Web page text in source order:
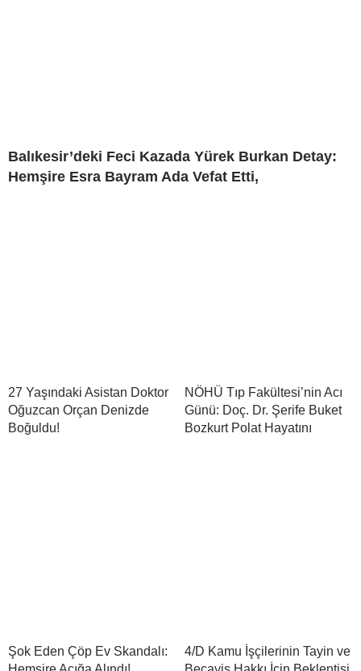
Balıkesir’deki Feci Kazada Yürek Burkan Detay:
Hemşire Esra Bayram Ada Vefat Etti,
27 Yaşındaki Asistan Doktor
Oğuzcan Orçan Denizde
Boğuldu!
NÖHÜ Tıp Fakültesi’nin Acı
Günü: Doç. Dr. Şerife Buket
Bozkurt Polat Hayatını
Şok Eden Çöp Ev Skandalı:
4/D Kamu İşçilerinin Tayin ve